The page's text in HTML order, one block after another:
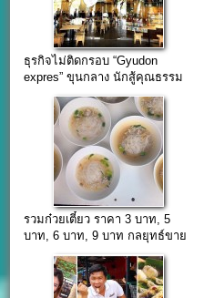
ธุรกิจไม่ติดกรอบ “Gyudon
expres” ขุนกลาง นักสู้คุณธรรม
รวมก๋วยเตี๋ยว ราคา 3 บาท, 5
บาท, 6 บาท, 9 บาท กลยุทธ์ขาย